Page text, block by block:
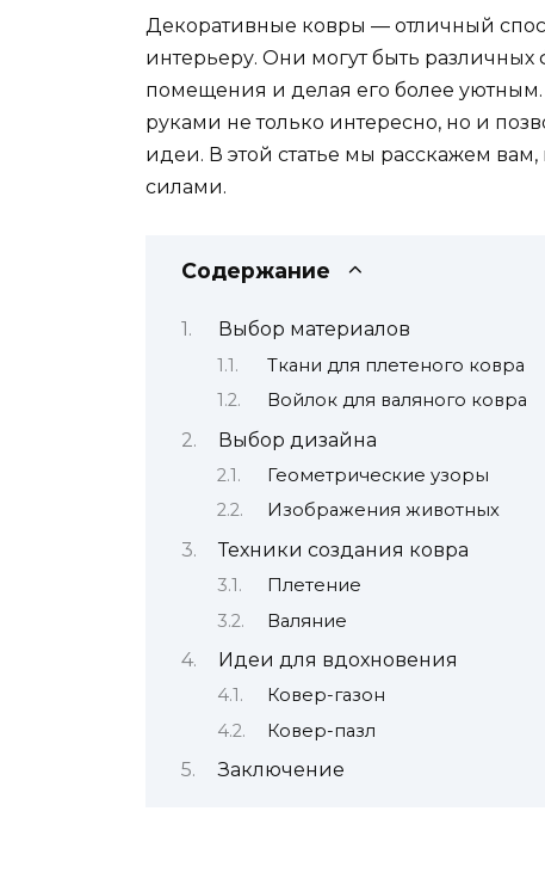
Декоративные ковры — отличный
интерьеру. Они могут быть
помещения и делая его более
руками не только интересно, но и
идеи. В этой статье мы расскажем
силами.
Содержание
Выбор материалов
Ткани для плетеного ковра
Войлок для валяного ковра
Выбор дизайна
Геометрические узоры
Изображения животных
Техники создания ковра
Плетение
Валяние
Идеи для вдохновения
Ковер-газон
Ковер-пазл
Заключение